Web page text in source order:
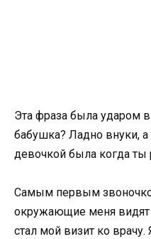
Эта фраза была ударом
бабушка? Ладно внуки,
девочкой была когда ты
Самым первым
окружающие меня видят
стал мой визит ко врачу.